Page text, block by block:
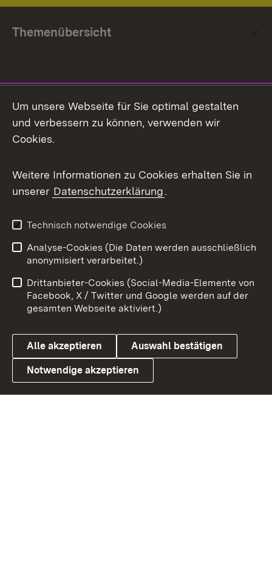
Themenübersicht
Facebook
X / Twitter
Youtube
Link zum Landesportal
Impressum
Kontakt
Barrierefreiheit
Datenschutz
Cookies
Um unsere Webseite für Sie optimal gestalten
und verbessern zu können, verwenden wir
Cookies.
Weitere Informationen zu Cookies erhalten Sie in
unserer Datenschutzerklärung.
Technisch notwendige Cookies
Analyse-Cookies (Die Daten werden ausschließlich
anonymisiert verarbeitet.)
Drittanbieter-Cookies (Social-Media-Elemente von
Facebook, X / Twitter und Google werden auf der
gesamten Webseite aktiviert.)
Alle akzeptieren Auswahl bestätigen
Notwendige akzeptieren